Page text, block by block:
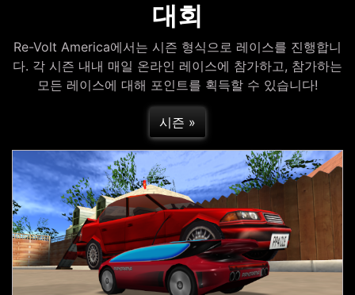
대회
Re-Volt America에서는 시즌 형식으로 레이스를 진행합니
다. 각 시즌 내내 매일 온라인 레이스에 참가하고, 참가하는
모든 레이스에 대해 포인트를 획득할 수 있습니다!
시즌 »